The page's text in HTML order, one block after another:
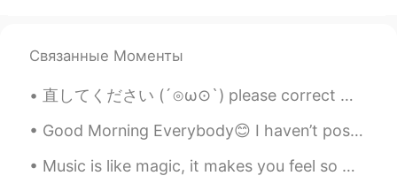
help me please?
negi 2020.06.11 21:15
Связанные Моменты
直してください (´⊙ω⊙`) please correct me :> この今年の夏に従弟と旅した I travelled with my cousin this summer ニュー...
Good Morning Everybody😊 I haven’t posted in awhile and I’m sorry about that, I’ve been pretty bu...
Music is like magic, it makes you feel so many feelings and always helps you 😋 what music do you...